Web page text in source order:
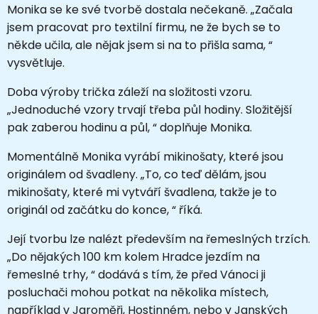
Monika se ke své tvorbě dostala nečekaně. „Začala
jsem pracovat pro textilní firmu, ne že bych se to
někde učila, ale nějak jsem si na to přišla sama, “
vysvětluje.
Doba výroby trička záleží na složitosti vzoru.
„Jednoduché vzory trvají třeba půl hodiny. Složitější
pak zaberou hodinu a půl, “ doplňuje Monika.
Momentálně Monika vyrábí mikinošaty, které jsou
originálem od švadleny. „To, co teď dělám, jsou
mikinošaty, které mi vytváří švadlena, takže je to
originál od začátku do konce, “ říká.
Její tvorbu lze nalézt především na řemeslných trzích.
„Do nějakých 100 km kolem Hradce jezdím na
řemeslné trhy, “ dodává s tím, že před Vánoci ji
posluchači mohou potkat na několika místech,
například v Jaroměři, Hostinném, nebo v Janských